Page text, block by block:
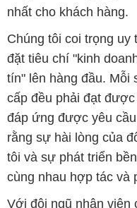
cấp đều phải đạt
đáp ứng được yêu
rằng sự hài lòng của
tôi và sự phát triển
cùng nhau hợp tác và
Với đội ngũ nhân viên
nghiệm và tận tâm,
đa dạng các nhu cầu
ngành nghề và lĩnh
khách hàng có thể tin